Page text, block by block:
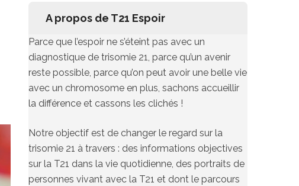
A propos de T21 Espoir
Parce que l’espoir ne s’éteint pas avec un
diagnostique de trisomie 21, parce qu’un avenir
reste possible, parce qu’on peut avoir une belle vie
avec un chromosome en plus, sachons accueillir
la différence et cassons les clichés !
Notre objectif est de changer le regard sur la
trisomie 21 à travers : des informations objectives
sur la T21 dans la vie quotidienne, des portraits de
personnes vivant avec la T21 et dont le parcours